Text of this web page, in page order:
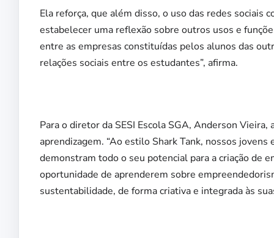
Ela reforça, que além disso, o uso das redes
estabelecer uma reflexão sobre outros usos e
entre as empresas constituídas pelos alunos das
relações sociais entre os estudantes”, afirma.
Para o diretor da SESI Escola SGA, Anderson
aprendizagem. “Ao estilo Shark Tank, nossos
demonstram todo o seu potencial para a criação de
oportunidade de aprenderem sobre
sustentabilidade, de forma criativa e integrada às